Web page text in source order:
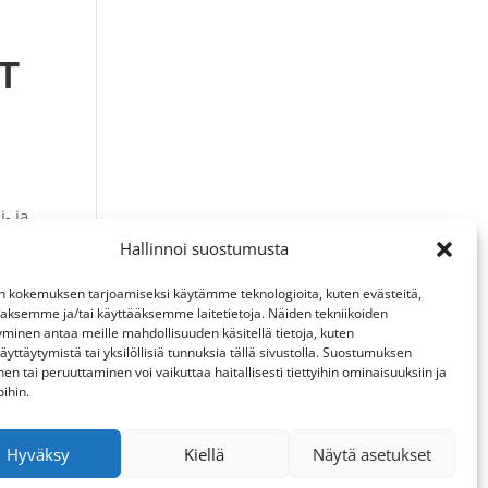
Hallinnoi suostumusta
kokemuksen tarjoamiseksi käytämme teknologioita, kuten evästeitä,
ja/tai käyttääksemme laitetietoja. Näiden tekniikoiden
antaa meille mahdollisuuden käsitellä tietoja, kuten
tai yksilöllisiä tunnuksia tällä sivustolla. Suostumuksen
tai peruuttaminen voi vaikuttaa haitallisesti tiettyihin ominaisuuksiin ja
Hyväksy Kiellä Näytä asetukset
ja